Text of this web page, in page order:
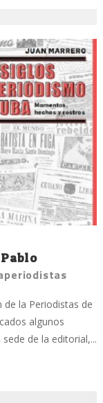
de la Periodistas de
algunos
de la editorial,...